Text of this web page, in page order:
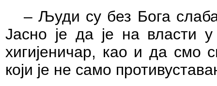
– Људи су без Бога
Јасно је да је на власти
хигијеничар, као и да смо
који је не само